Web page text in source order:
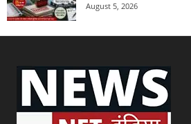
August 5, 2026